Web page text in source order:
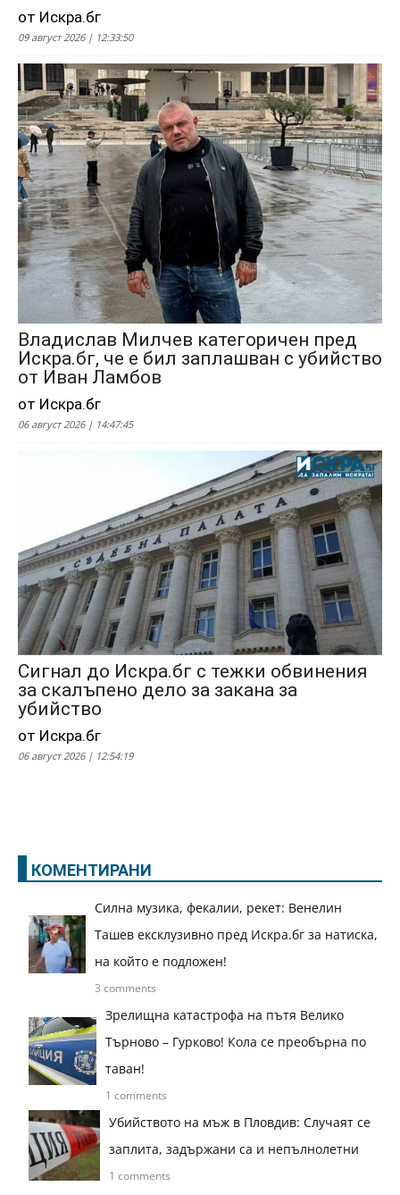
от Искра.бг
09 август 2026 | 12:33:50
Владислав Милчев категоричен пред
Искра.бг, че е бил заплашван с убийство
от Иван Ламбов
от Искра.бг
06 август 2026 | 14:47:45
Сигнал до Искра.бг с тежки обвинения
за скалъпено дело за закана за
убийство
от Искра.бг
06 август 2026 | 12:54:19
КОМЕНТИРАНИ
Силна музика, фекалии, рекет: Венелин
Ташев ексклузивно пред Искра.бг за натиска,
на който е подложен!
3 comments
Зрелищна катастрофа на пътя Велико
Търново – Гурково! Кола се преобърна по
таван!
1 comments
Убийството на мъж в Пловдив: Случаят се
заплита, задържани са и непълнолетни
1 comments